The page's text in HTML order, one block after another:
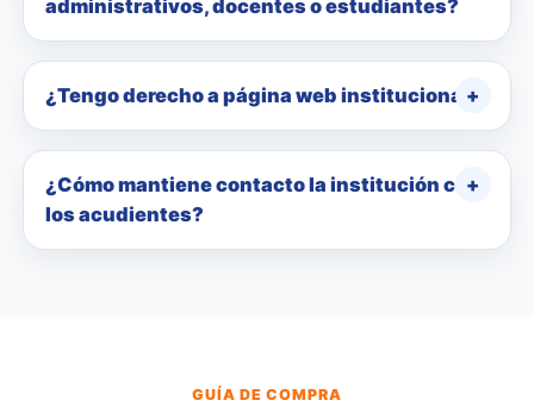
administrativos, docentes o estudiantes?
¿Tengo derecho a página web institucional?
¿Cómo mantiene contacto la institución con
los acudientes?
GUÍA DE COMPRA